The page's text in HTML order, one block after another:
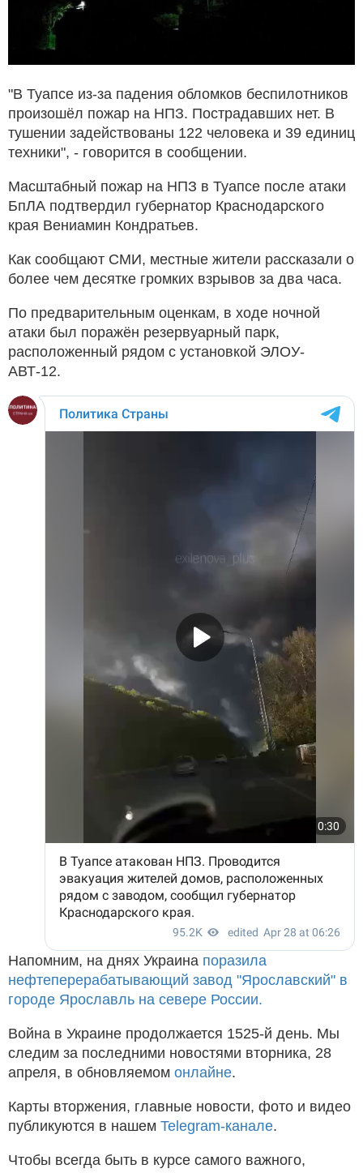
"В Туапсе из-за падения обломков беспилотников
произошёл пожар на НПЗ. Пострадавших нет. В
тушении задействованы 122 человека и 39 единиц
техники", - говорится в сообщении.
Масштабный пожар на НПЗ в Туапсе после атаки
БпЛА подтвердил губернатор Краснодарского
края Вениамин Кондратьев.
Как сообщают СМИ, местные жители рассказали о
более чем десятке громких взрывов за два часа.
По предварительным оценкам, в ходе ночной
атаки был поражён резервуарный парк,
расположенный рядом с установкой ЭЛОУ-
АВТ-12.
Напомним, на днях Украина поразила
нефтеперерабатывающий завод "Ярославский" в
городе Ярославль на севере России.
Война в Украине продолжается 1525-й день. Мы
следим за последними новостями вторника, 28
апреля, в обновляемом онлайне.
Карты вторжения, главные новости, фото и видео
публикуются в нашем Telegram-канале.
Чтобы всегда быть в курсе самого важного,